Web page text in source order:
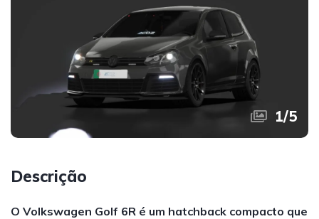
1/5
Descrição
O Volkswagen Golf 6R é um hatchback compacto que